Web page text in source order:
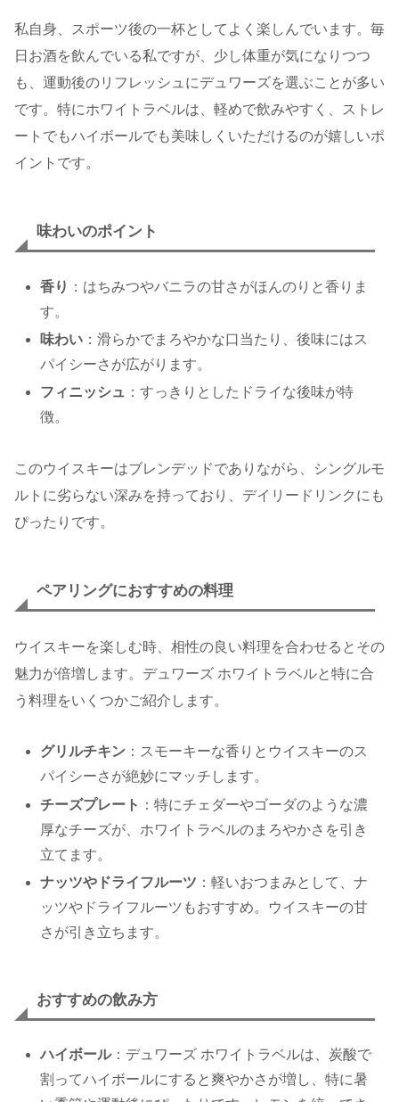
私自身、スポーツ後の一杯としてよく楽しんでいます。毎
日お酒を飲んでいる私ですが、少し体重が気になりつつ
も、運動後のリフレッシュにデュワーズを選ぶことが多い
です。特にホワイトラベルは、軽めで飲みやすく、ストレ
ートでもハイボールでも美味しくいただけるのが嬉しいポ
イントです。
味わいのポイント
香り ：はちみつやバニラの甘さがほんのりと香りま
す。
味わい ：滑らかでまろやかな口当たり、後味にはス
パイシーさが広がります。
フィニッシュ ：すっきりとしたドライな後味が特
徴。
このウイスキーはブレンデッドでありながら、シングルモ
ルトに劣らない深みを持っており、デイリードリンクにも
ぴったりです。
ペアリングにおすすめの料理
ウイスキーを楽しむ時、相性の良い料理を合わせるとその
魅力が倍増します。デュワーズ ホワイトラベルと特に合
う料理をいくつかご紹介します。
グリルチキン ：スモーキーな香りとウイスキーのス
パイシーさが絶妙にマッチします。
チーズプレート ：特にチェダーやゴーダのような濃
厚なチーズが、ホワイトラベルのまろやかさを引き
立てます。
ナッツやドライフルーツ ：軽いおつまみとして、ナ
ッツやドライフルーツもおすすめ。ウイスキーの甘
さが引き立ちます。
おすすめの飲み方
ハイボール：デュワーズ ホワイトラベルは、炭酸で
割ってハイボールにすると爽やかさが増し、特に暑